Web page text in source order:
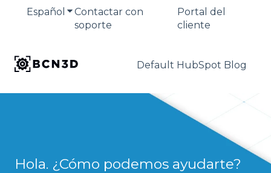
Español Traducciones de Mostrar submenú de
Contactar con
soporte
Portal del
cliente
Default HubSpot Blog
Hola. ¿Cómo podemos ayudarte?